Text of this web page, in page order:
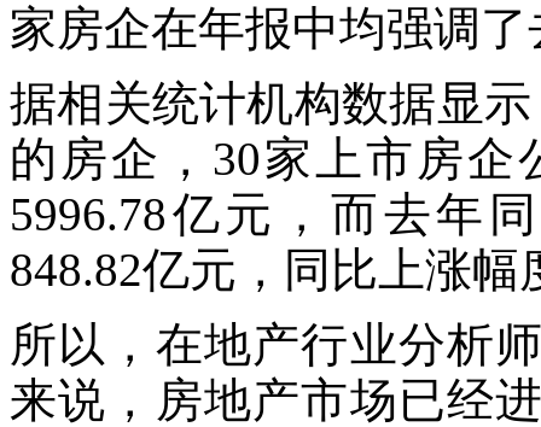
家房企在年报中均强调
据相关统计机构数据显
的房企，30家上市房企
5996.78亿元，而去年
848.82亿元，同比上涨幅
所以，在地产行业分析
来说，房地产市场已经